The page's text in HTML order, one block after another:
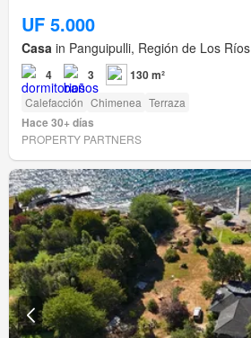
UF 5.000
Casa in Panguipulli, Región de Los Ríos
4 3 130 m²
Calefacción Chimenea Terraza
Hace 30+ días
PROPERTY PARTNERS